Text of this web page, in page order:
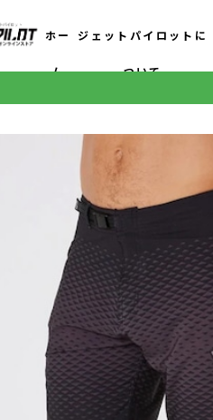
ホー
ム
ジェットパイロットに
ついて